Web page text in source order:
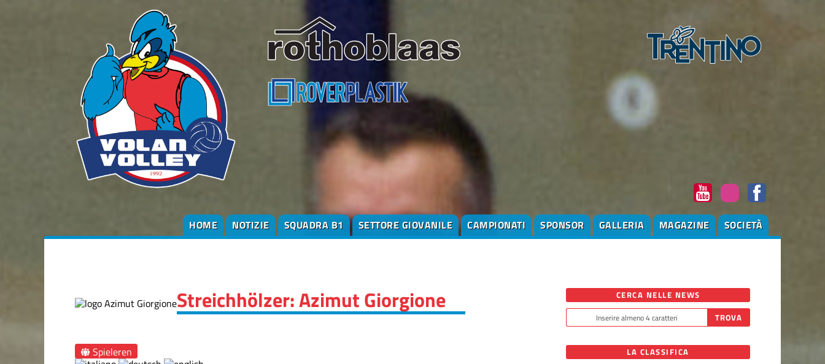
HOME NOTIZIE SQUADRA B1 SETTORE GIOVANILE CAMPIONATI SPONSOR GALLERIA MAGAZINE SOCIETÀ
Streichhölzer: Azimut Giorgione
Spieleren
CERCA NELLE NEWS
LA CLASSIFICA